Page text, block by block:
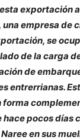
exportación
empresa de
se
de la carga
de
entrerrianas.
forma
hace pocos días
en sus